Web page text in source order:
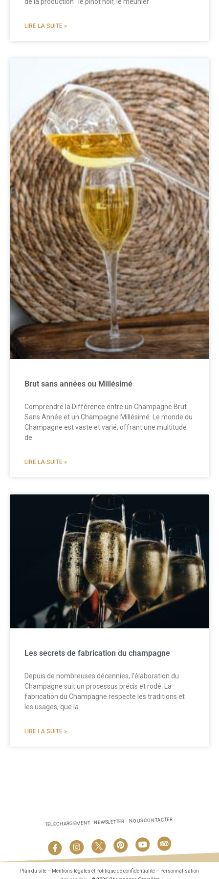
LIRE LA SUITE »
Brut sans années ou Millésimé
Comprendre la Différence entre un Champagne Brut
Sans Année et un Champagne Millésimé. Le monde du
Champagne est vaste et varié, offrant une multitude
de
LIRE LA SUITE »
Les secrets de fabrication du champagne
Depuis de nombreuses décennies, l’élaboration du
Champagne suit un processus précis et rodé. La
fabrication du Champagne respecte les traditions et
les usages, que la
LIRE LA SUITE »
TÉLÉCHARGEMENT NEWSLETTER NOUS CONTACTER
Plan du site– Mentions légales et Politique de confidentialité– Personnalisation